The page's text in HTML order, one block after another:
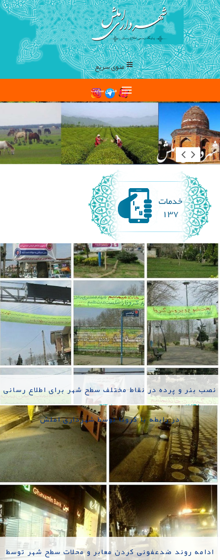
منوی سریع
منوی سایت
نصب بنر و پرده در نقاط مختلف سطح شهر برای اطلاع رسانی
در رابطه با کرونا توسط شهرداری املش
ادامه روند ضدعفونی کردن معابر و محلات سطح شهر توسط